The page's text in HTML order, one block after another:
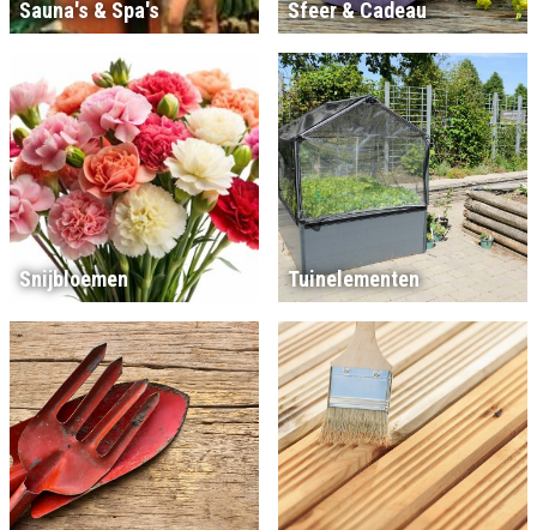
Sauna's & Spa's Sfeer & Cadeau
Snijbloemen Tuinelementen